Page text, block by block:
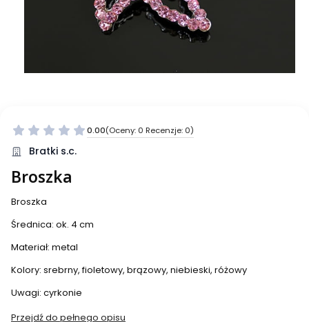
0.00(Oceny: 0 Recenzje: 0)
Bratki s.c.
Broszka
Broszka
Średnica: ok. 4 cm
Materiał: metal
Kolory: srebrny, fioletowy, brązowy, niebieski, różowy
Uwagi: cyrkonie
Przejdź do pełnego opisu